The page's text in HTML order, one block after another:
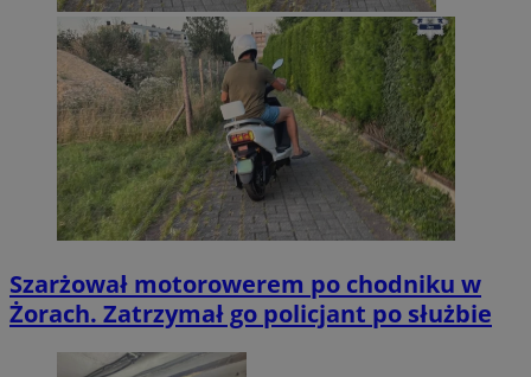
Szarżował motorowerem po chodniku w
Żorach. Zatrzymał go policjant po służbie